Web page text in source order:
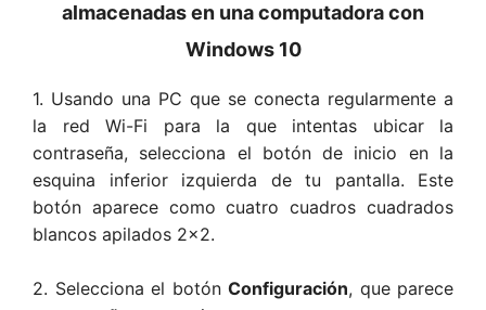
almacenadas en una computadora con
Windows 10
1. Usando una PC que se conecta regularmente a
la red Wi-Fi para la que intentas ubicar la
contraseña, selecciona el botón de inicio en la
esquina inferior izquierda de tu pantalla. Este
botón aparece como cuatro cuadros cuadrados
blancos apilados 2×2.
2. Selecciona el botón Configuración, que parece